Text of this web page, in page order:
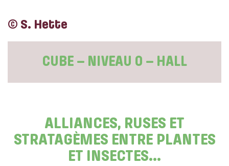
© S. Hette
CUBE – NIVEAU 0 – HALL
ALLIANCES, RUSES ET
STRATAGÈMES ENTRE PLANTES
ET INSECTES…